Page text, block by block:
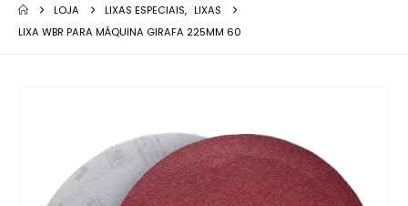
LOJA LIXAS ESPECIAIS, LIXAS
LIXA WBR PARA MÁQUINA GIRAFA 225MM 60